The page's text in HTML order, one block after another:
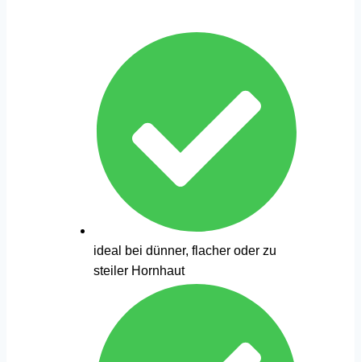
ideal bei dünner, flacher oder zu
steiler Hornhaut